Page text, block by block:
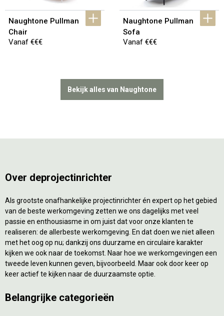
Naughtone Pullman
Chair
Vanaf €€€
Naughtone Pullman
Sofa
Vanaf €€€
Bekijk alles van Naughtone
Over deprojectinrichter
Als grootste onafhankelijke projectinrichter én expert op het gebied
van de beste werkomgeving zetten we ons dagelijks met veel
passie en enthousiasme in om juist dat voor onze klanten te
realiseren: de allerbeste werkomgeving. En dat doen we niet alleen
met het oog op nu; dankzij ons duurzame en circulaire karakter
kijken we ook naar de toekomst. Naar hoe we werkomgevingen een
tweede leven kunnen geven, bijvoorbeeld. Maar ook door keer op
keer actief te kijken naar de duurzaamste optie.
Belangrijke categorieën